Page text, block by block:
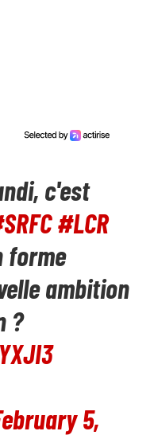
c'est
#LCR
forme
ambition
?
5,